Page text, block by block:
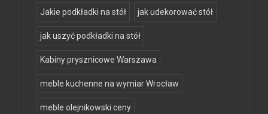
Jakie podkładki na stół jak udekorować stół
jak uszyć podkładki na stół
Kabiny prysznicowe Warszawa
meble kuchenne na wymiar Wrocław
meble olejnikowski ceny